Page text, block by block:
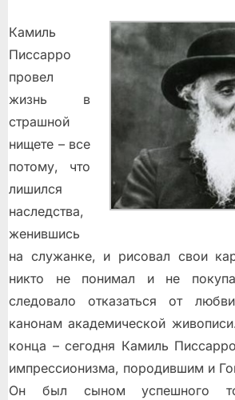
Камиль
Писсарро
провел
жизнь в
страшной
нищете – все
потому, что
лишился
наследства,
женившись
на служанке, и рисовал свои
никто не понимал и не
следовало отказаться от
канонам академической
конца – сегодня Камиль
импрессионизма, породившим и
Он был сыном успешного